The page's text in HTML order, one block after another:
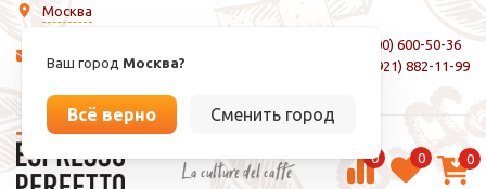
Москва
Ваш город Москва?
Всё верно Сменить город
info@espressoperfetto.ru
8 (800) 600-50-36
+7 (921) 882-11-99
La culture del caffé 0 0 0